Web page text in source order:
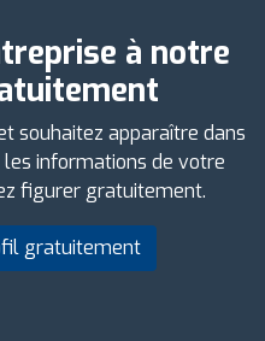
à notre
souhaitez apparaître dans
informations de votre
figurer gratuitement.
gratuitement